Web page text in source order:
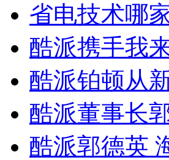
省电技术哪
酷派携手我
酷派铂顿从
酷派董事长
酷派郭德英